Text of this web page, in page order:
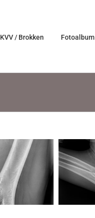
KVV / Brokken Fotoalbum